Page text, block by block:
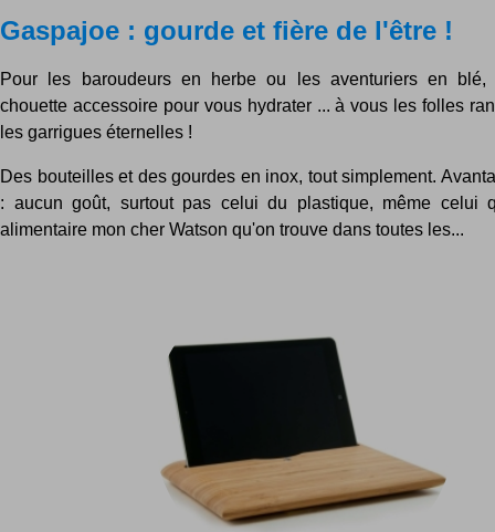
Gaspajoe : gourde et fière de l'être !
Pour les baroudeurs en herbe ou les aventuriers en
chouette accessoire pour vous hydrater ... à vous les folles
les garrigues éternelles !
Des bouteilles et des gourdes en inox, tout simplement.
: aucun goût, surtout pas celui du plastique, même celui
alimentaire mon cher Watson qu'on trouve dans toutes les...